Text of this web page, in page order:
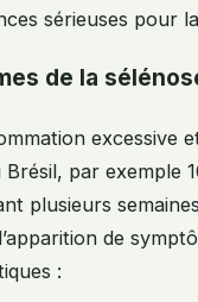
sérieuses pour
de la
excessive
Brésil, par exemple
plusieurs
de
: